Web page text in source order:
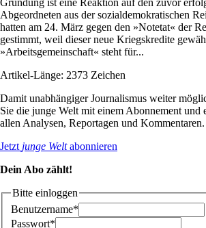
Abgeordneten aus der sozialdemokratischen
hatten am 24. März gegen den »Notetat« der
gestimmt, weil dieser neue Kriegskredite
»Arbeitsgemeinschaft« steht für...
Artikel-Länge: 2373 Zeichen
Damit unabhängiger Journalismus weiter
Sie die junge Welt mit einem Abonnement und
allen Analysen, Reportagen und Kommentaren.
Jetzt junge Weltabonnieren
Dein Abo zählt!
Bitte einloggen
Benutzername*
Passwort*